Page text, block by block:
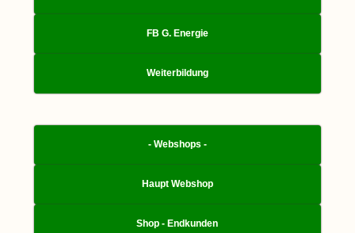
FB G. Energie
Weiterbildung
- Webshops -
Haupt Webshop
Shop - Endkunden